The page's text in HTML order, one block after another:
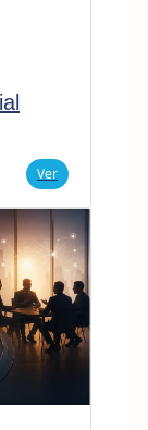
Ver